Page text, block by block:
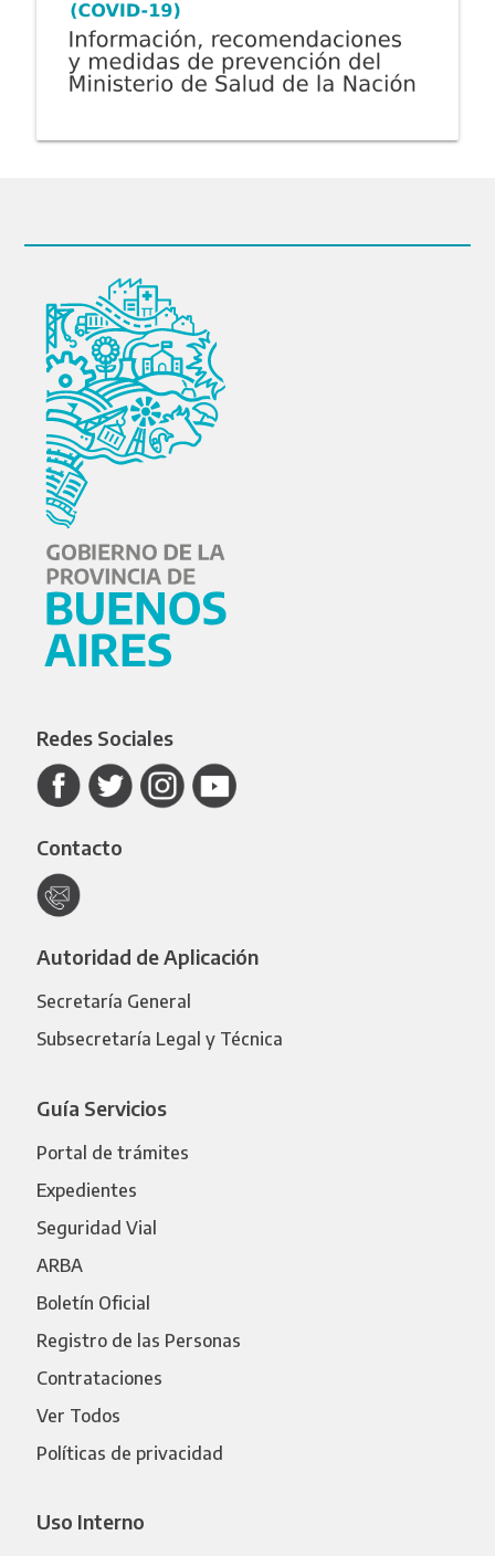
Redes Sociales
Contacto
Autoridad de Aplicación
Secretaría General
Subsecretaría Legal y Técnica
Guía Servicios
Portal de trámites
Expedientes
Seguridad Vial
ARBA
Boletín Oficial
Registro de las Personas
Contrataciones
Ver Todos
Políticas de privacidad
Uso Interno